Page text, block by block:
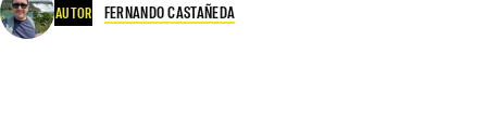
AUTOR FERNANDO CASTAÑEDA